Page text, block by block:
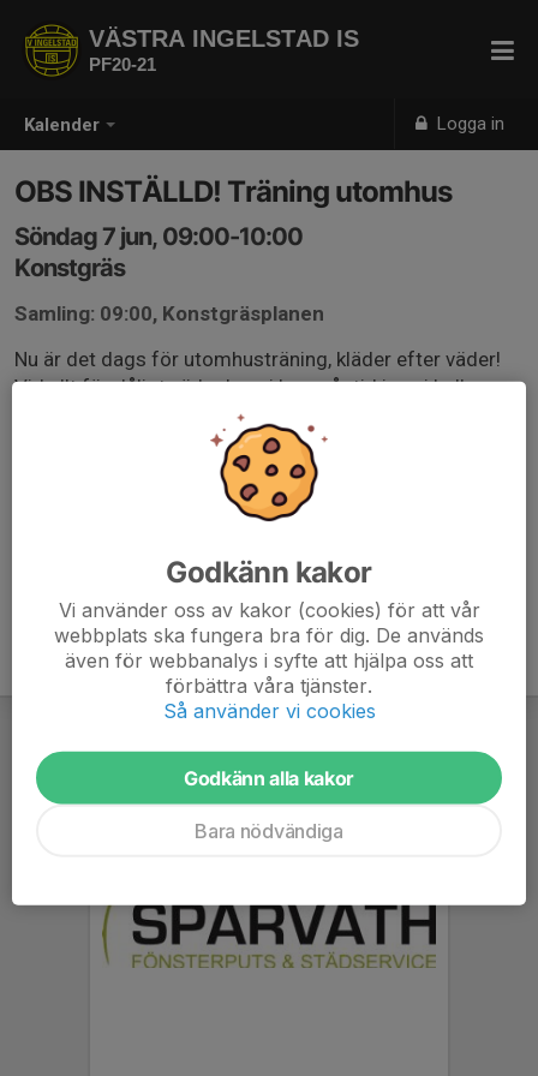
Kalender Logga in
VÄSTRA INGELSTAD IS
PF20-21
OBS INSTÄLLD! Träning utomhus
Söndag 7 jun, 09:00-10:00
Konstgräs
Samling: 09:00, Konstgräsplanen
Nu är det dags för utomhusträning, kläder efter väder!
Vid allt för dåligt väder har vi kvar vår tid inne i hallen,
om det skulle bli så att vi flyttar in kommer det skickas
ut information via SMS samma morgon som träningen.
Godkänn kakor
Vi använder oss av kakor (cookies) för att vår
webbplats ska fungera bra för dig. De används
även för webbanalys i syfte att hjälpa oss att
förbättra våra tjänster.
Så använder vi cookies
Godkänn alla kakor
Bara nödvändiga